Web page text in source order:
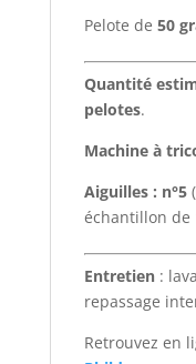
Pelote de 50
Quantité
pelotes.
Machine à
Aiguilles : n°5
échantillon de
Entretien:
repassage
Retrouvez en